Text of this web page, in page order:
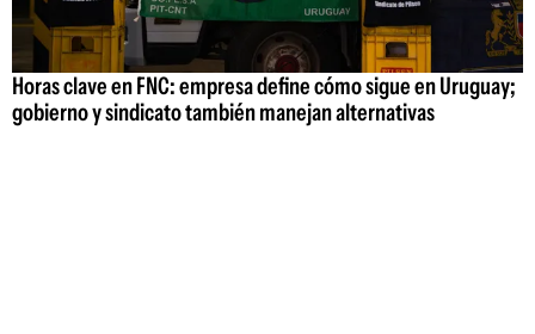
Horas clave en FNC: empresa define cómo sigue en Uruguay;
gobierno y sindicato también manejan alternativas